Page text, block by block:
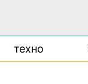
техно